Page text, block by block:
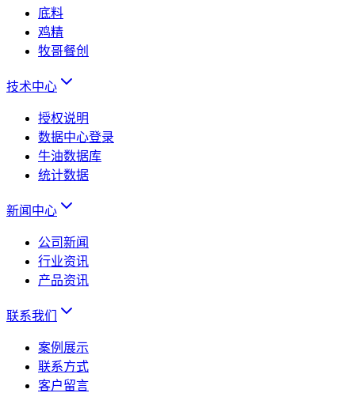
底料
鸡精
牧哥餐创
技术中心
授权说明
数据中心登录
牛油数据库
统计数据
新闻中心
公司新闻
行业资讯
产品资讯
联系我们
案例展示
联系方式
客户留言